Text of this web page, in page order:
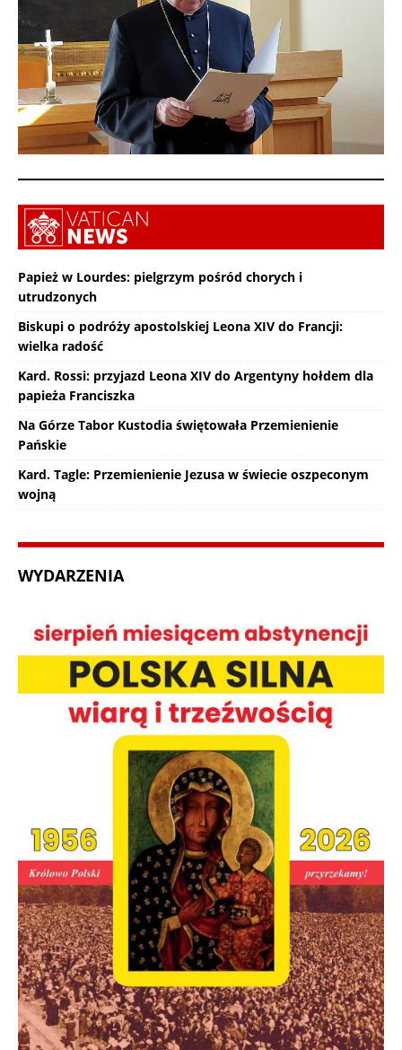
Papież w Lourdes: pielgrzym pośród chorych i
utrudzonych
Biskupi o podróży apostolskiej Leona XIV do Francji:
wielka radość
Kard. Rossi: przyjazd Leona XIV do Argentyny hołdem dla
papieża Franciszka
Na Górze Tabor Kustodia świętowała Przemienienie
Pańskie
Kard. Tagle: Przemienienie Jezusa w świecie oszpeconym
wojną
WYDARZENIA